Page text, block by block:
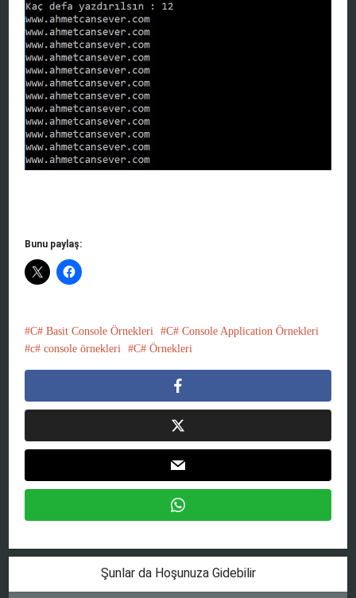
Bunu paylaş:
C# Basit Console Örnekleri
C# Console Application Örnekleri
c# console örnekleri
C# Örnekleri
Şunlar da Hoşunuza Gidebilir